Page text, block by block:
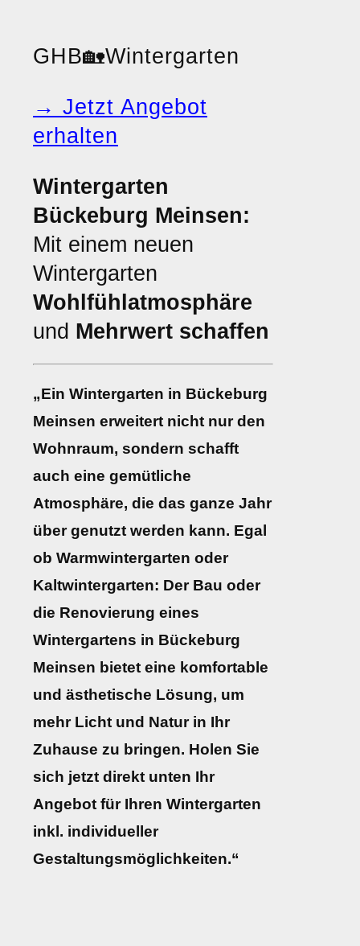
GHB🏡Wintergarten
→ Jetzt Angebot
erhalten
Wintergarten
Bückeburg Meinsen:
Mit einem neuen
Wintergarten
Wohlfühlatmosphäre
und Mehrwert schaffen
„Ein Wintergarten in Bückeburg
Meinsen erweitert nicht nur den
Wohnraum, sondern schafft
auch eine gemütliche
Atmosphäre, die das ganze Jahr
über genutzt werden kann. Egal
ob Warmwintergarten oder
Kaltwintergarten: Der Bau oder
die Renovierung eines
Wintergartens in Bückeburg
Meinsen bietet eine komfortable
und ästhetische Lösung, um
mehr Licht und Natur in Ihr
Zuhause zu bringen. Holen Sie
sich jetzt direkt unten Ihr
Angebot für Ihren Wintergarten
inkl. individueller
Gestaltungsmöglichkeiten.“